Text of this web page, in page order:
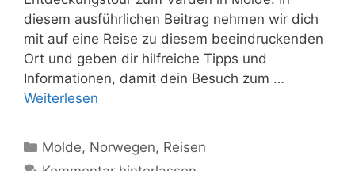
diesem ausführlichen Beitrag nehmen wir dich
mit auf eine Reise zu diesem beeindruckenden
Ort und geben dir hilfreiche Tipps und
Informationen, damit dein Besuch zum …
Weiterlesen
Kategorien
Molde, Norwegen, Reisen